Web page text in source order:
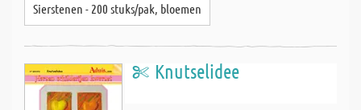
Sierstenen - 200 stuks/pak, bloemen
Knutselidee